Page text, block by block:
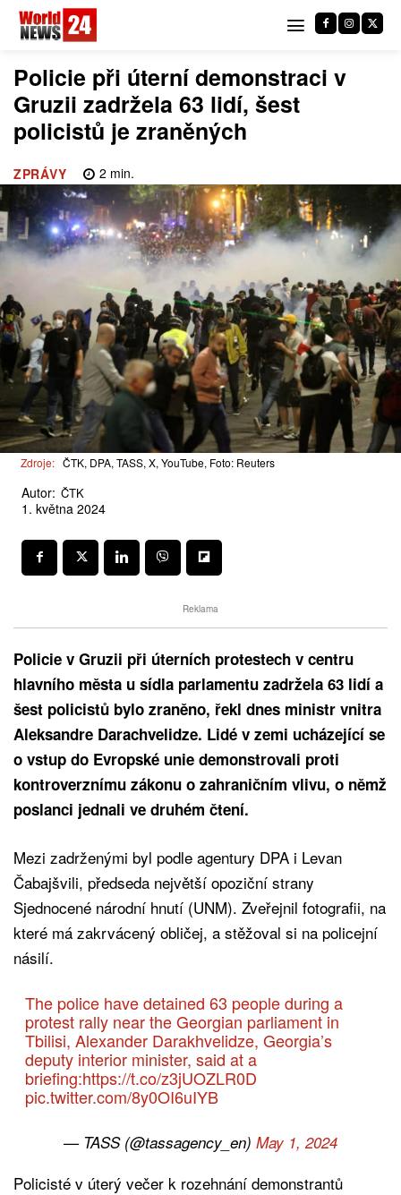
Policie při úterní demonstraci v
Gruzii zadržela 63 lidí, šest
policistů je zraněných
ZPRÁVY 2 min.
Zdroje: ČTK, DPA, TASS, X, YouTube, Foto: Reuters
Autor: ČTK
1. května 2024
Reklama
Policie v Gruzii při úterních protestech v centru
hlavního města u sídla parlamentu zadržela 63 lidí a
šest policistů bylo zraněno, řekl dnes ministr vnitra
Aleksandre Darachvelidze. Lidé v zemi ucházející se
o vstup do Evropské unie demonstrovali proti
kontroverznímu zákonu o zahraničním vlivu, o němž
poslanci jednali ve druhém čtení.
Mezi zadrženými byl podle agentury DPA i Levan
Čabajšvili, předseda největší opoziční strany
Sjednocené národní hnutí (UNM). Zveřejnil fotografii, na
které má zakrvácený obličej, a stěžoval si na policejní
násilí.
The police have detained 63 people during a
protest rally near the Georgian parliament in
Tbilisi, Alexander Darakhvelidze, Georgia’s
deputy interior minister, said at a
briefing:https://t.co/z3jUOZLR0D
pic.twitter.com/8y0OI6uIYB
— TASS (@tassagency_en) May 1, 2024
Policisté v úterý večer k rozehnání demonstrantů